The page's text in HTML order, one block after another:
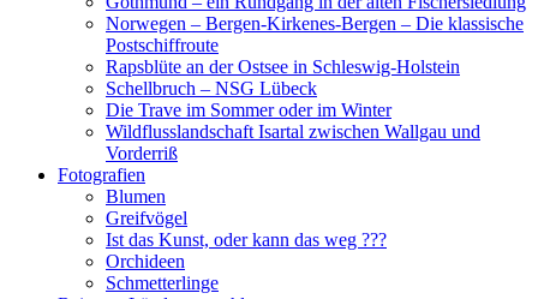
Norwegen – Bergen-Kirkenes-Bergen – Die klassische
Postschiffroute
Rapsblüte an der Ostsee in Schleswig-Holstein
Schellbruch – NSG Lübeck
Die Trave im Sommer oder im Winter
Wildflusslandschaft Isartal zwischen Wallgau und
Vorderriß
Fotografien
Blumen
Greifvögel
Ist das Kunst, oder kann das weg ???
Orchideen
Schmetterlinge